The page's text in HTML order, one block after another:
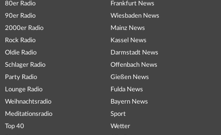
80er Radio
90er Radio
2000er Radio
Rock Radio
Oldie Radio
Schlager Radio
Party Radio
Lounge Radio
Weihnachtsradio
Meditationsradio
Top 40
Frankfurt News
Wiesbaden News
Mainz News
Kassel News
Darmstadt News
Offenbach News
Gießen News
Fulda News
Bayern News
Sport
Wetter